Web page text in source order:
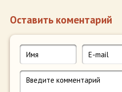
Оставить коментарий